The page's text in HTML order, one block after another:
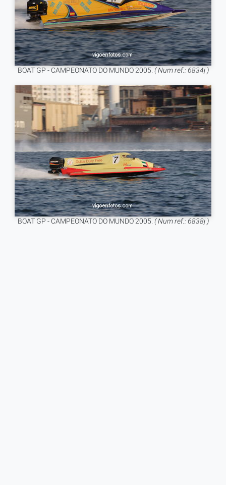
BOAT GP - CAMPEONATO DO MUNDO 2005. ( Num ref.: 6834j )
BOAT GP - CAMPEONATO DO MUNDO 2005. ( Num ref.: 6838j )